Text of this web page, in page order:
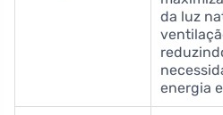
da luz
energia